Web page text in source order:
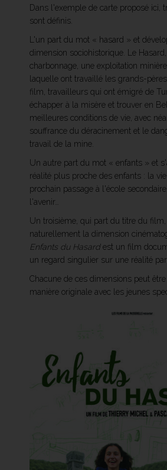
Dans l'exemple de carte proposé ici,
sont définis.
L'un part du mot « hasard » et
dimension sociohistorique. Le
charbonnage, une exploitation
laquelle ont travaillé les grands-
film, travailleurs qui ont émigré de
échapper à la misère et trouver en
meilleures conditions de vie, avec
souffrance du déracinement et le
travail de la mine.
Un autre part du mot « enfants » et
réalité plus proche des enfants : la
prochain passage à l'école
l'avenir…
Un troisième, qui part du titre du film,
naturellement la dimension
Enfants du Hasardest un film
un regard singulier sur une réalité
Chacune de ces dimensions peut
manière originale avec les jeunes